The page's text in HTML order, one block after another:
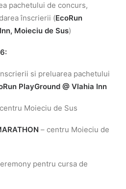
pachetului de concurs,
înscrierii (EcoRun
Moieciu de Sus)
si preluarea pachetului
PlayGround @ Vlahia Inn
Moieciu de Sus
– centru Moieciu de
pentru cursa de